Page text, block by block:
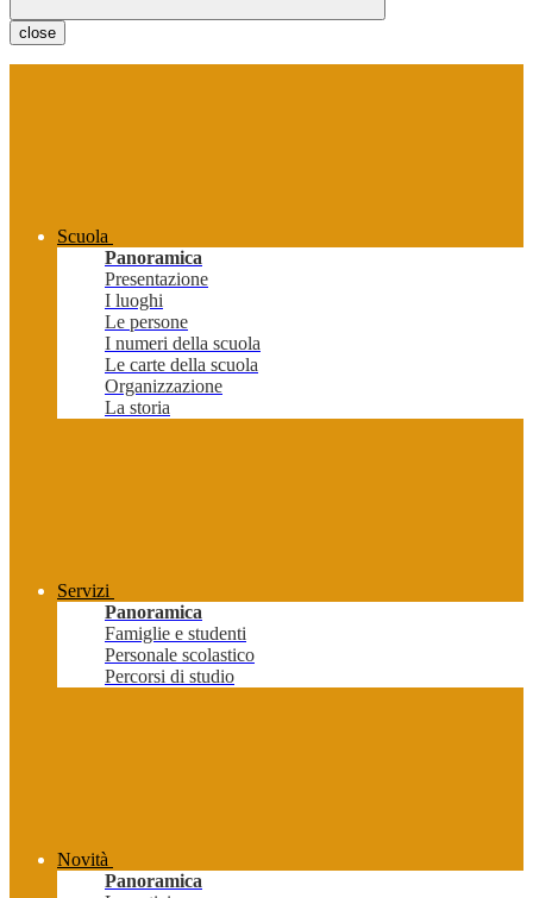
close
Scuola
Panoramica
Presentazione
I luoghi
Le persone
I numeri della scuola
Le carte della scuola
Organizzazione
La storia
Servizi
Panoramica
Famiglie e studenti
Personale scolastico
Percorsi di studio
Novità
Panoramica